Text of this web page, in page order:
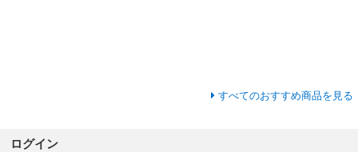
すべてのおすすめ商品を見る
ログイン